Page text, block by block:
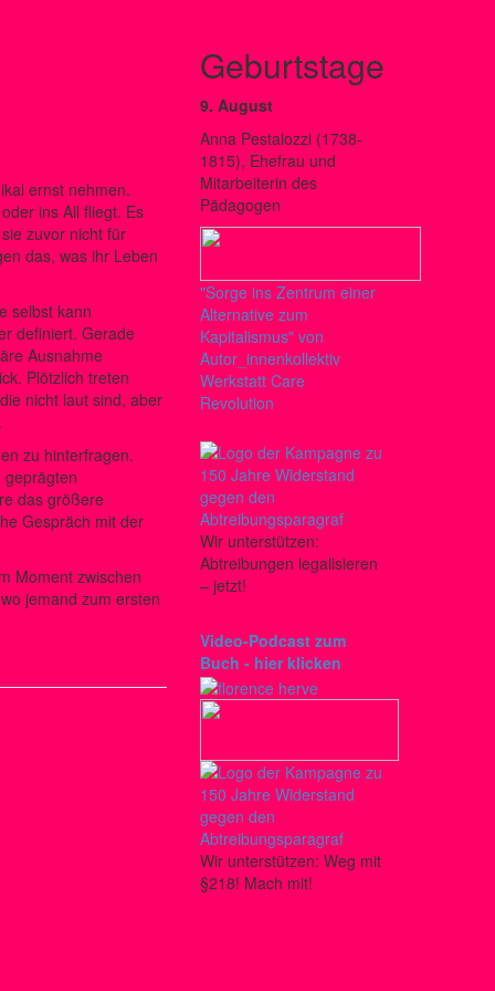
ernst nehmen.
ins All fliegt. Es
zuvor nicht für
das, was ihr Leben
selbst kann
definiert. Gerade
Ausnahme
Plötzlich treten
nicht laut sind, aber
zu hinterfragen.
geprägten
das größere
Gespräch mit der
Moment zwischen
jemand zum ersten
Geburtstage
9. August
Anna Pestalozzi (1738-
1815), Ehefrau und
Mitarbeiterin des
Pädagogen
"Sorge ins Zentrum einer
Alternative zum
Kapitalismus" von
Autor_innenkollektiv
Werkstatt Care
Revolution
Wir unterstützen:
Abtreibungen legalisieren
– jetzt!
Video-Podcast zum
Buch - hier klicken
Wir unterstützen: Weg mit
§218! Mach mit!